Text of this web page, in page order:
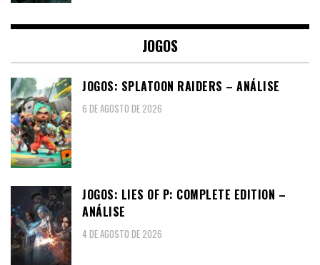
JOGOS
JOGOS: SPLATOON RAIDERS – ANÁLISE
6 DE AGOSTO DE 2026
JOGOS: LIES OF P: COMPLETE EDITION –
ANÁLISE
4 DE AGOSTO DE 2026